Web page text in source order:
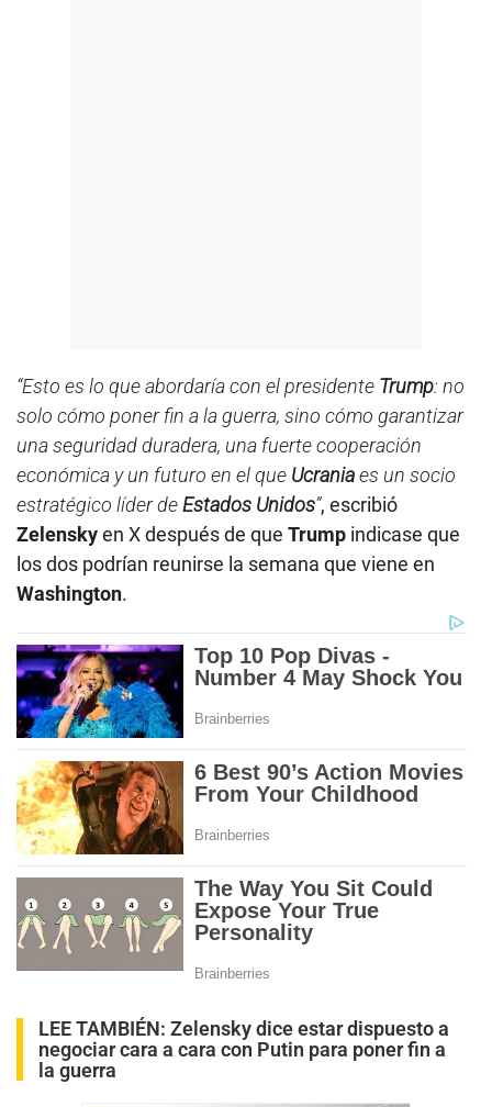
“Esto es lo que abordaría con el presidente Trump: no
solo cómo poner fin a la guerra, sino cómo garantizar
una seguridad duradera, una fuerte cooperación
económica y un futuro en el que Ucraniaes un socio
estratégico líder deEstados Unidos”, escribió
Zelenskyen X después de que Trump indicase que
los dos podrían reunirse la semana que viene en
Washington.
LEE TAMBIÉN: Zelensky dice estar dispuesto a
negociar cara a cara con Putin para poner fin a
la guerra